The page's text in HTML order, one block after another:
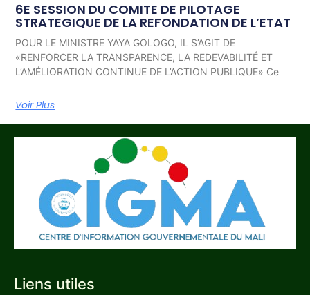
6E SESSION DU COMITE DE PILOTAGE
STRATEGIQUE DE LA REFONDATION DE L’ETAT
POUR LE MINISTRE YAYA GOLOGO, IL S’AGIT DE
«RENFORCER LA TRANSPARENCE, LA REDEVABILITÉ ET
L’AMÉLIORATION CONTINUE DE L’ACTION PUBLIQUE» Ce
Voir Plus
Liens utiles